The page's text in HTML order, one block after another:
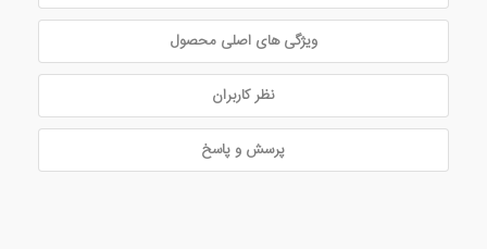
ویژگی های اصلی محصول
نظر کاربران
پرسش و پاسخ